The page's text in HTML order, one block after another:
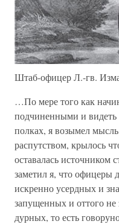
Штаб-офицер Л.-гв.
…По мере того как
подчиненными и
полках, я возымел
распутством, крылось
оставалась источником
заметил я, что офицеры
искренно усердных и
запущенных и оттого
дурных, то есть